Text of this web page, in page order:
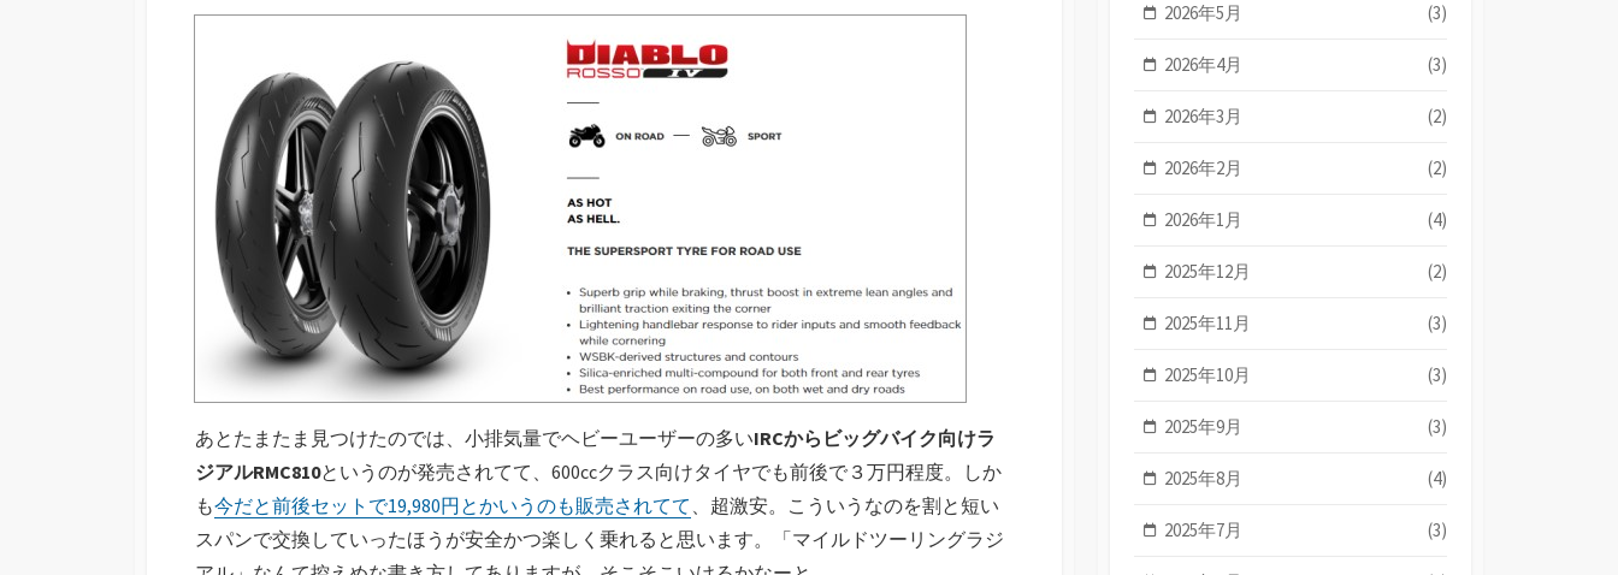
あとたまたま見つけたのでは、小排気量でヘビーユーザーの多いIRCからビッグバイク向けラ
ジアルRMC810というのが発売されてて、600ccクラス向けタイヤでも前後で３万円程度。しか
も今だと前後セットで19,980円とかいうのも販売されてて 、超激安。こういうなのを割と短い
スパンで交換していったほうが安全かつ楽しく乗れると思います。「マイルドツーリングラジ
2026年5月 (3)
2026年4月 (3)
2026年3月 (2)
2026年2月 (2)
2026年1月 (4)
2025年12月 (2)
2025年11月 (3)
2025年10月 (3)
2025年9月 (3)
2025年8月 (4)
2025年7月 (3)